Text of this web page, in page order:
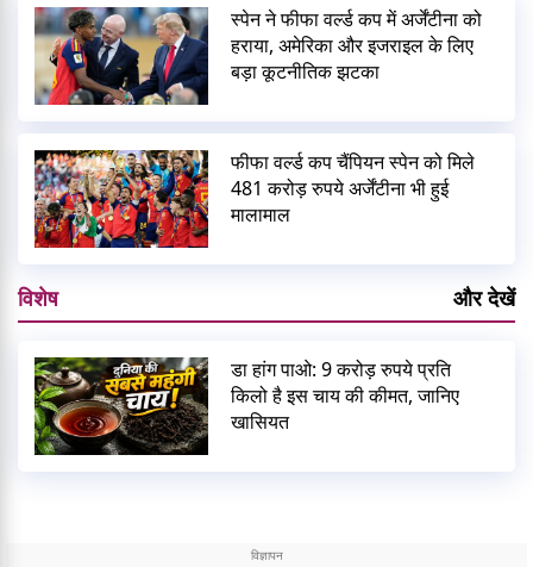
स्पेन ने फीफा वर्ल्ड कप में अर्जेंटीना को
हराया, अमेरिका और इजराइल के लिए
बड़ा कूटनीतिक झटका
फीफा वर्ल्ड कप चैंपियन स्पेन को मिले
481 करोड़ रुपये अर्जेंटीना भी हुई
मालामाल
विशेष और देखें
डा हांग पाओ: 9 करोड़ रुपये प्रति
किलो है इस चाय की कीमत, जानिए
खासियत